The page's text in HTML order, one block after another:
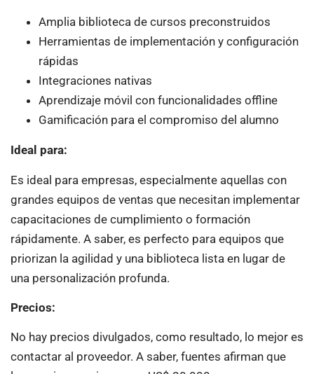
Amplia biblioteca de cursos preconstruidos
Herramientas de implementación y configuración
rápidas
Integraciones nativas
Aprendizaje móvil con funcionalidades offline
Gamificación para el compromiso del alumno
Ideal para:
Es ideal para empresas, especialmente aquellas con
grandes equipos de ventas que necesitan implementar
capacitaciones de cumplimiento o formación
rápidamente. A saber, es perfecto para equipos que
priorizan la agilidad y una biblioteca lista en lugar de
una personalización profunda.
Precios:
No hay precios divulgados, como resultado, lo mejor es
contactar al proveedor. A saber, fuentes afirman que